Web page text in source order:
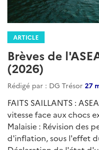
ARTICLE
Brèves de
(2026)
Rédigé par : DG Trésor 27
FAITS SAILLANTS :
vitesse face aux chocs
Malaisie : Révision des
d'inflation, sous l'effet